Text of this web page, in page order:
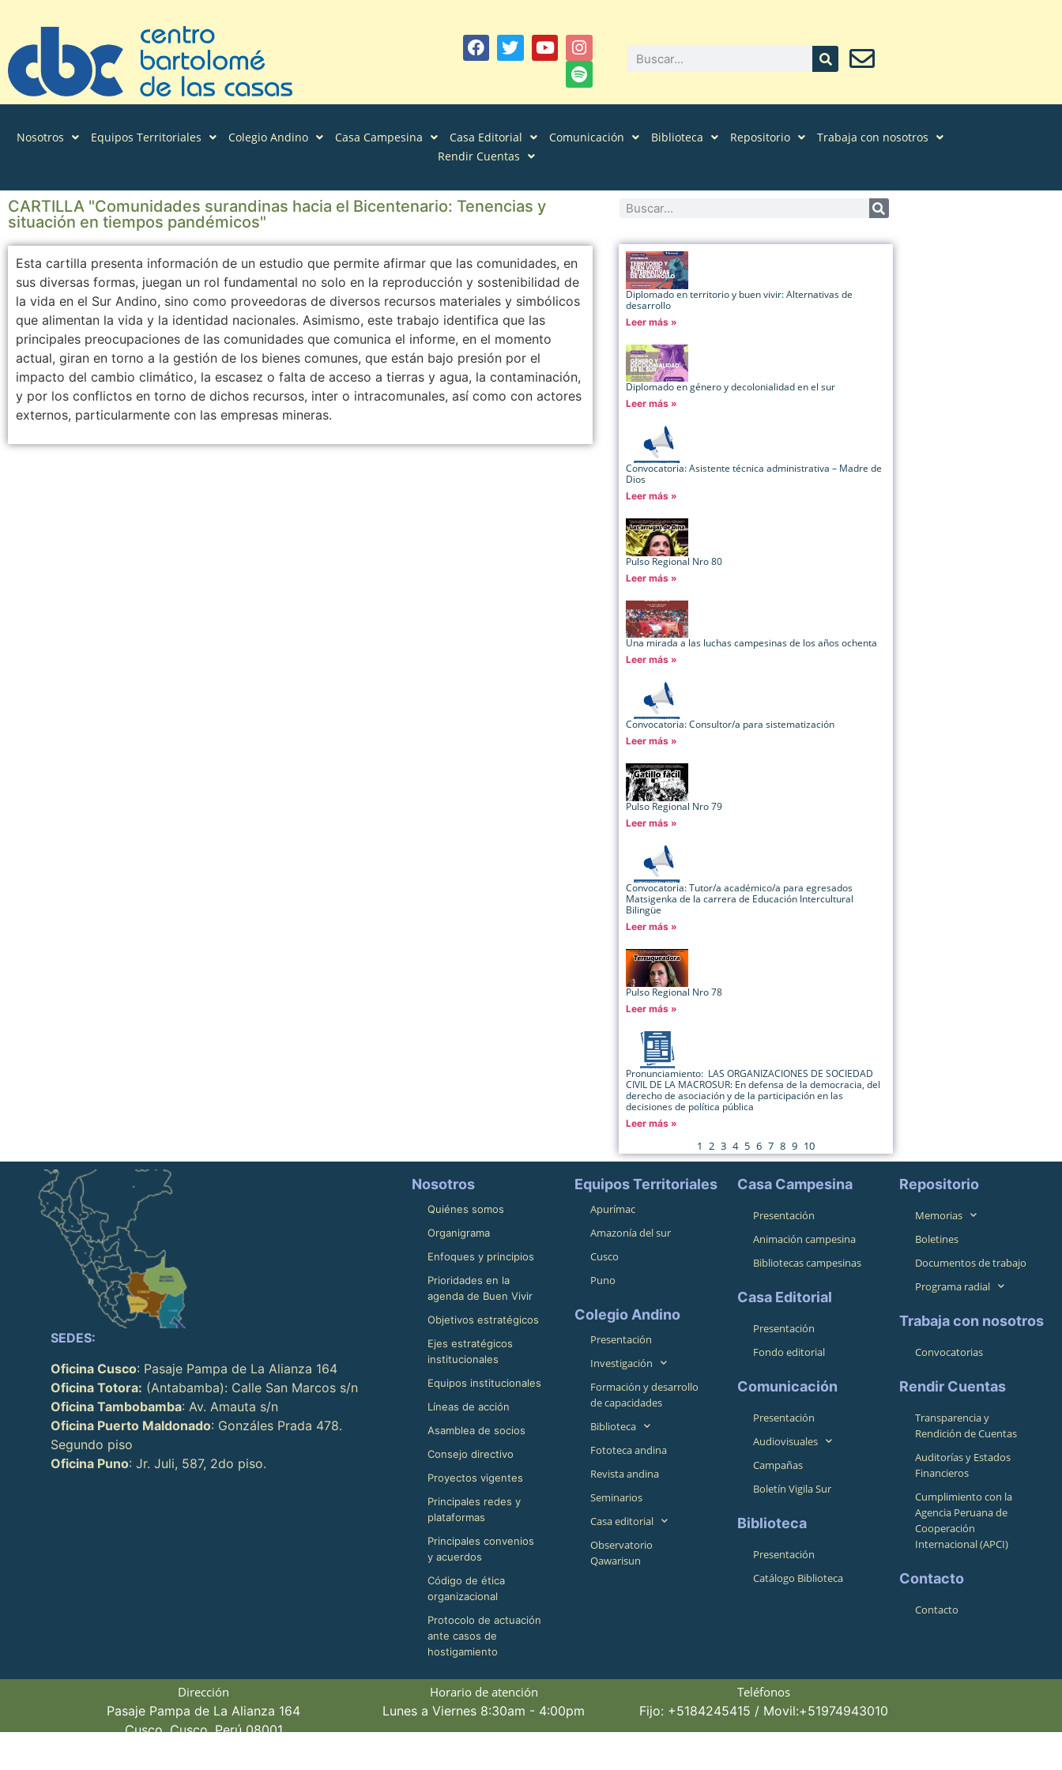
Nosotros Equipos Territoriales Colegio Andino Casa Campesina Casa Editorial Comunicación Biblioteca Repositorio
Trabaja con nosotros
Rendir Cuentas
CARTILLA "Comunidades surandinas hacia el Bicentenario: Tenencias y
situación en tiempos pandémicos"
Esta cartilla presenta información de un estudio que permite afirmar que las comunidades, en
sus diversas formas, juegan un rol fundamental no solo en la reproducción y sostenibilidad de
la vida en el Sur Andino, sino como proveedoras de diversos recursos materiales y simbólicos
que alimentan la vida y la identidad nacionales. Asimismo, este trabajo identifica que las
principales preocupaciones de las comunidades que comunica el informe, en el momento
actual, giran en torno a la gestión de los bienes comunes, que están bajo presión por el
impacto del cambio climático, la escasez o falta de acceso a tierras y agua, la contaminación,
y por los conflictos en torno de dichos recursos, inter o intracomunales, así como con actores
externos, particularmente con las empresas mineras.
Diplomado en territorio y buen vivir: Alternativas de
desarrollo
Leer más »
Diplomado en género y decolonialidad en el sur
Leer más »
Convocatoria: Asistente técnica administrativa – Madre de
Dios
Leer más »
Pulso Regional Nro 80
Leer más »
Una mirada a las luchas campesinas de los años ochenta
Leer más »
Convocatoria: Consultor/a para sistematización
Leer más »
Pulso Regional Nro 79
Leer más »
Convocatoria: Tutor/a académico/a para egresados
Matsigenka de la carrera de Educación Intercultural
Bilingüe
Leer más »
Pulso Regional Nro 78
Leer más »
Pronunciamiento: LAS ORGANIZACIONES DE SOCIEDAD
CIVIL DE LA MACROSUR: En defensa de la democracia, del
derecho de asociación y de la participación en las
decisiones de política pública
Leer más »
1 2 3 4 5 6 7 8 9 10
SEDES:
Oficina Cusco: Pasaje Pampa de La Alianza 164
Oficina Totora: (Antabamba): Calle San Marcos s/n
Oficina Tambobamba: Av. Amauta s/n
Oficina Puerto Maldonado: Gonzáles Prada 478.
Segundo piso
Oficina Puno: Jr. Juli, 587, 2do piso.
Nosotros
Quiénes somos
Organigrama
Enfoques y principios
Prioridades en la
agenda de Buen Vivir
Objetivos estratégicos
Ejes estratégicos
institucionales
Equipos institucionales
Líneas de acción
Asamblea de socios
Consejo directivo
Proyectos vigentes
Principales redes y
plataformas
Principales convenios
y acuerdos
Código de ética
organizacional
Protocolo de actuación
ante casos de
hostigamiento
Equipos Territoriales
Apurímac
Amazonía del sur
Cusco
Puno
Colegio Andino
Presentación
Investigación
Formación y desarrollo
de capacidades
Biblioteca
Fototeca andina
Revista andina
Seminarios
Casa editorial
Observatorio
Qawarisun
Casa Campesina
Presentación
Animación campesina
Bibliotecas campesinas
Casa Editorial
Presentación
Fondo editorial
Comunicación
Presentación
Audiovisuales
Campañas
Boletín Vigila Sur
Biblioteca
Presentación
Catálogo Biblioteca
Repositorio
Memorias
Boletines
Documentos de trabajo
Programa radial
Trabaja con nosotros
Convocatorias
Rendir Cuentas
Transparencia y
Rendición de Cuentas
Auditorías y Estados
Financieros
Cumplimiento con la
Agencia Peruana de
Cooperación
Internacional (APCI)
Contacto
Contacto
Dirección
Pasaje Pampa de La Alianza 164
Cusco, Cusco, Perú 08001
Horario de atención
Lunes a Viernes 8:30am - 4:00pm
Teléfonos
Fijo: +5184245415 / Movil:+51974943010